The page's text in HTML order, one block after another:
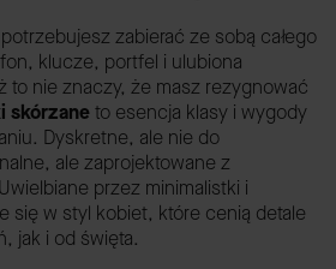
zabierać ze sobą całego
klucze, portfel i ulubiona
to nie znaczy, że masz rezygnować
skórzaneto esencja klasy i wygody
Dyskretne, ale nie do
ale zaprojektowane z
przez minimalistki i
się w styl kobiet, które cenią detale
jak i od święta.